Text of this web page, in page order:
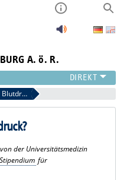
A. ö. R.
Wie gefährlich ist zu hoher Blutdruck?
der Universitätsmedizin
für